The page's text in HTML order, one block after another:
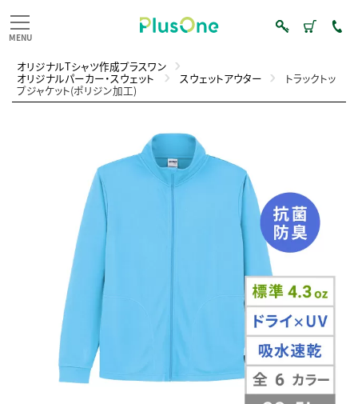
オリジナルTシャツ作成プラスワン
オリジナルパーカー・スウェット スウェットアウター トラックトッ
プジャケット(ポリジン加工)